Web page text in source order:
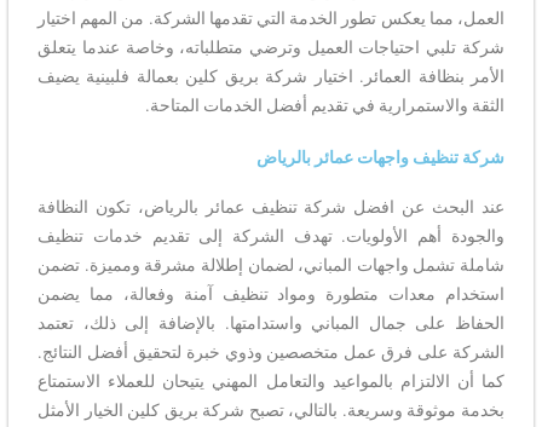
العمل، مما يعكس تطور الخدمة التي تقدمها الشركة. من المهم اختيار
شركة تلبي احتياجات العميل وترضي متطلباته، وخاصة عندما يتعلق
الأمر بنظافة العمائر. اختيار شركة بريق كلين بعمالة فلبينية يضيف
الثقة والاستمرارية في تقديم أفضل الخدمات المتاحة.
شركة تنظيف واجهات عمائر بالرياض
عند البحث عن افضل شركة تنظيف عمائر بالرياض، تكون النظافة
والجودة أهم الأولويات. تهدف الشركة إلى تقديم خدمات تنظيف
شاملة تشمل واجهات المباني، لضمان إطلالة مشرقة ومميزة. تضمن
استخدام معدات متطورة ومواد تنظيف آمنة وفعالة، مما يضمن
الحفاظ على جمال المباني واستدامتها. بالإضافة إلى ذلك، تعتمد
الشركة على فرق عمل متخصصين وذوي خبرة لتحقيق أفضل النتائج.
كما أن الالتزام بالمواعيد والتعامل المهني يتيحان للعملاء الاستمتاع
بخدمة موثوقة وسريعة. بالتالي، تصبح شركة بريق كلين الخيار الأمثل